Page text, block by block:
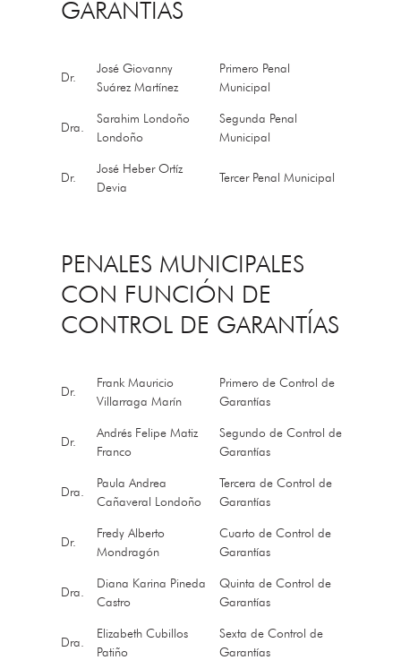
GARANTÍAS
Dr.
José Giovanny
Suárez Martínez
Primero Penal
Municipal
Dra.
Sarahim Londoño
Londoño
Segunda Penal
Municipal
Dr.
José Heber Ortíz
Devia
Tercer Penal Municipal
PENALES MUNICIPALES
CON FUNCIÓN DE
CONTROL DE GARANTÍAS
Dr.
Frank Mauricio
Villarraga Marín
Primero de Control de
Garantías
Dr.
Andrés Felipe Matiz
Franco
Segundo de Control de
Garantías
Dra.
Paula Andrea
Cañaveral Londoño
Tercera de Control de
Garantías
Dr.
Fredy Alberto
Mondragón
Cuarto de Control de
Garantías
Dra.
Diana Karina Pineda
Castro
Quinta de Control de
Garantías
Dra.
Elizabeth Cubillos
Patiño
Sexta de Control de
Garantías